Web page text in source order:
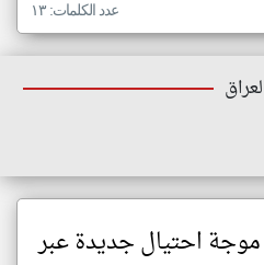
عدد الكلمات: ١٣
احتيال جديدة عبر